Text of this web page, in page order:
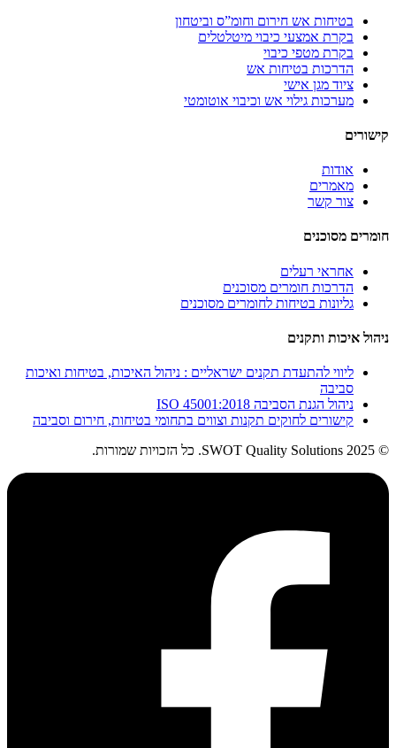
בטיחות אש חירום וחומ”ס וביטחון
בקרת אמצעי כיבוי מיטלטלים
בקרת מטפי כיבוי
הדרכות בטיחות אש
ציוד מגן אישי
מערכות גילוי אש וכיבוי אוטומטי
קישורים
אודות
מאמרים
צור קשר
חומרים מסוכנים
אחראי רעלים
הדרכות חומרים מסוכנים
גליונות בטיחות לחומרים מסוכנים
ניהול איכות ותקנים
ליווי להתעדת תקנים ישראליים : ניהול האיכות, בטיחות ואיכות
סביבה
ניהול הגנת הסביבה ISO 45001:2018
קישורים לחוקים תקנות וצווים בתחומי בטיחות, חירום וסביבה
© 2025 SWOT Quality Solutions. כל הזכויות שמורות.